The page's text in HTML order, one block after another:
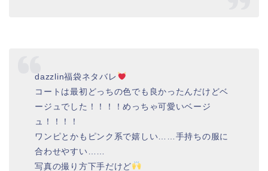
dazzlin福袋ネタバレ
コートは最初どっちの色でも良かったんだけどベ
ージュでした！！！！めっちゃ可愛いベージ
ュ！！！！
ワンピとかもピンク系で嬉しい……手持ちの服に
合わせやすい……
写真の撮り方下手だけど